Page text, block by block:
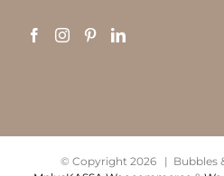
© Copyright 2026 | Bubbles